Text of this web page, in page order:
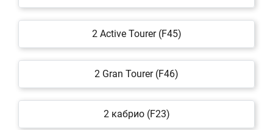
2 Active Tourer (F45)
2 Gran Tourer (F46)
2 кабрио (F23)